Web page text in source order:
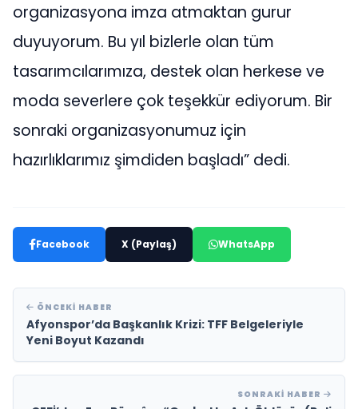
organizasyona imza atmaktan gurur
duyuyorum. Bu yıl bizlerle olan tüm
tasarımcılarımıza, destek olan herkese ve
moda severlere çok teşekkür ediyorum. Bir
sonraki organizasyonumuz için
hazırlıklarımız şimdiden başladı” dedi.
Facebook X (Paylaş) WhatsApp
ÖNCEKI HABER
Afyonspor’da Başkanlık Krizi: TFF Belgeleriyle
Yeni Boyut Kazandı
SONRAKI HABER